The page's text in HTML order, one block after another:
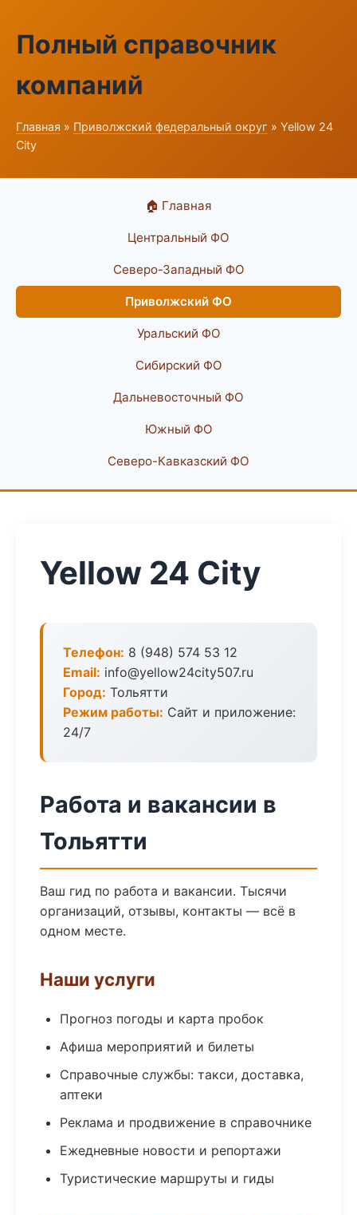
Полный справочник
компаний
Главная » Приволжский федеральный округ » Yellow 24
City
🏠 Главная
Центральный ФО
Северо-Западный ФО
Приволжский ФО
Уральский ФО
Сибирский ФО
Дальневосточный ФО
Южный ФО
Северо-Кавказский ФО
Yellow 24 City
Телефон: 8 (948) 574 53 12
Email: info@yellow24city507.ru
Город: Тольятти
Режим работы: Сайт и приложение:
24/7
Работа и вакансии в
Тольятти
Ваш гид по работа и вакансии. Тысячи
организаций, отзывы, контакты — всё в
одном месте.
Наши услуги
Прогноз погоды и карта пробок
Афиша мероприятий и билеты
Справочные службы: такси, доставка,
аптеки
Реклама и продвижение в справочнике
Ежедневные новости и репортажи
Туристические маршруты и гиды